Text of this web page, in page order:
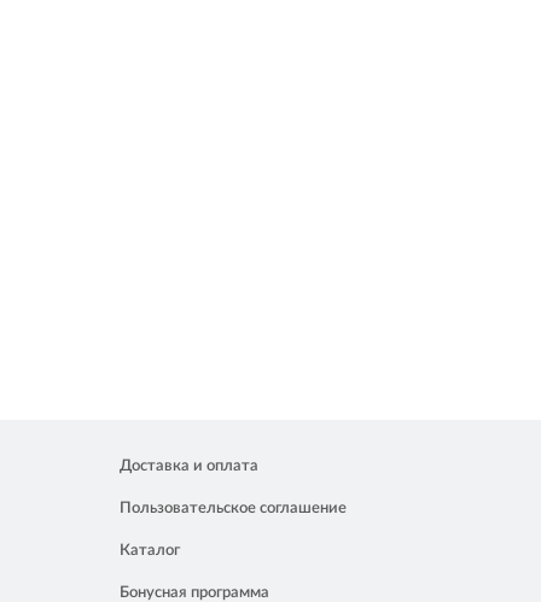
Доставка и оплата
Пользовательское соглашение
Каталог
Бонусная программа